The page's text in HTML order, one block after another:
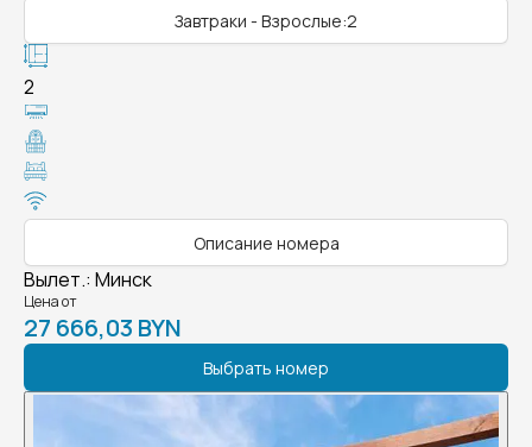
Завтраки - Взрослые:2
2
Описание номера
Вылет.: Минск
Цена от
27 666,03 BYN
Выбрать номер